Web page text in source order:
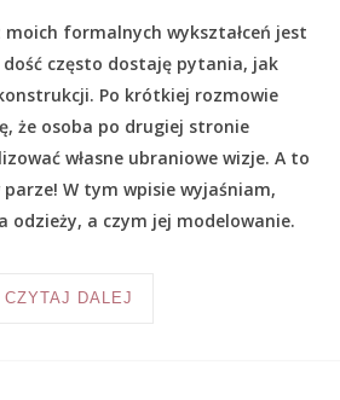
moich formalnych wykształceń jest
często dostaję pytania, jak
Po krótkiej rozmowie
że osoba po drugiej stronie
własne ubraniowe wizje. A to
W tym wpisie wyjaśniam,
odzieży, a czym jej modelowanie.
CZYTAJ DALEJ